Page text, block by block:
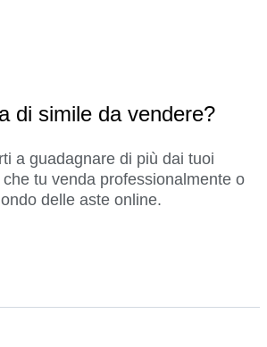
di simile da vendere?
a guadagnare di più dai tuoi
tu venda professionalmente o
delle aste online.